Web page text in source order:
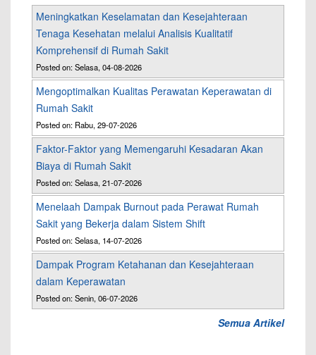
Meningkatkan Keselamatan dan Kesejahteraan
Tenaga Kesehatan melalui Analisis Kualitatif
Komprehensif di Rumah Sakit
Posted on: Selasa, 04-08-2026
Mengoptimalkan Kualitas Perawatan Keperawatan di
Rumah Sakit
Posted on: Rabu, 29-07-2026
Faktor-Faktor yang Memengaruhi Kesadaran Akan
Biaya di Rumah Sakit
Posted on: Selasa, 21-07-2026
Menelaah Dampak Burnout pada Perawat Rumah
Sakit yang Bekerja dalam Sistem Shift
Posted on: Selasa, 14-07-2026
Dampak Program Ketahanan dan Kesejahteraan
dalam Keperawatan
Posted on: Senin, 06-07-2026
Semua Artikel